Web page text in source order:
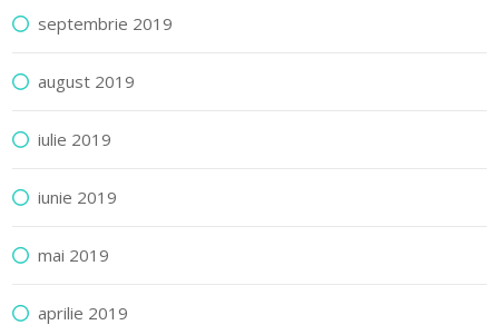
septembrie 2019
august 2019
iulie 2019
iunie 2019
mai 2019
aprilie 2019